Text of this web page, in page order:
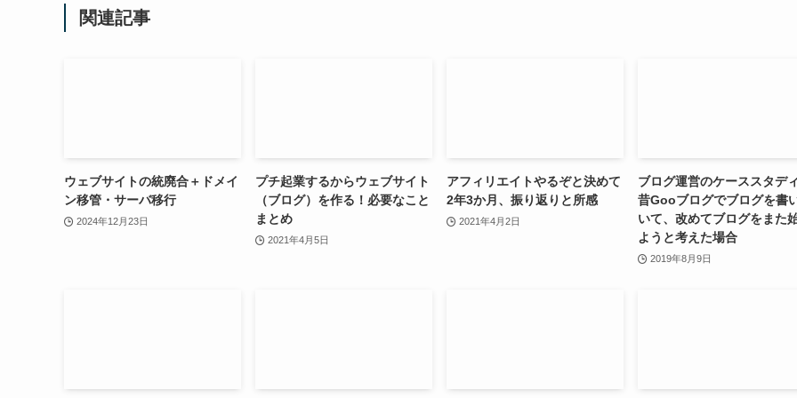
関連記事
ウェブサイトの統廃合＋ドメイ
ン移管・サーバ移行
2024年12月23日
プチ起業するからウェブサイト
（ブログ）を作る！必要なこと
まとめ
2021年4月5日
アフィリエイトやるぞと決めて
2年3か月、振り返りと所感
2021年4月2日
ブログ運営のケーススタデ
昔Gooブログでブログを書
いて、改めてブログをまた
ようと考えた場合
2019年8月9日